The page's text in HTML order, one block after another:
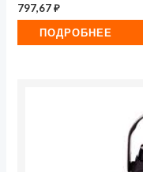
797,67₽
ПОДРОБНЕЕ